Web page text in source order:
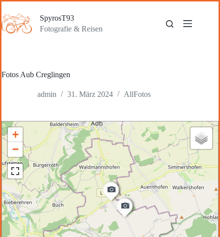
Inhalt
springen
SpyrosT93
Fotografie & Reisen
Fotos Aub Creglingen
admin 31. März 2024 AllFotos
+
−